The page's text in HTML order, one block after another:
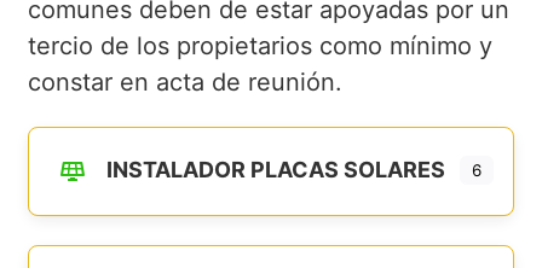
comunes deben de estar apoyadas por un
tercio de los propietarios como mínimo y
constar en acta de reunión.
INSTALADOR PLACAS SOLARES 6